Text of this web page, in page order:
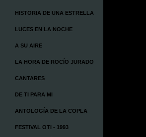
HISTORIA DE UNA ESTRELLA
LUCES EN LA NOCHE
A SU AIRE
LA HORA DE ROCÍO JURADO
CANTARES
DE TI PARA MI
ANTOLOGÍA DE LA COPLA
FESTIVAL OTI - 1993